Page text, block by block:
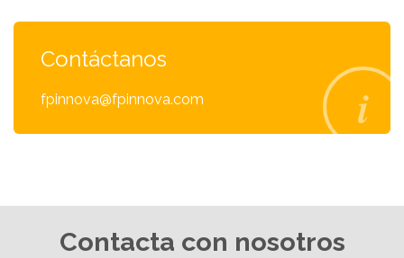
Contáctanos
fpinnova@fpinnova.com
Contacta con nosotros